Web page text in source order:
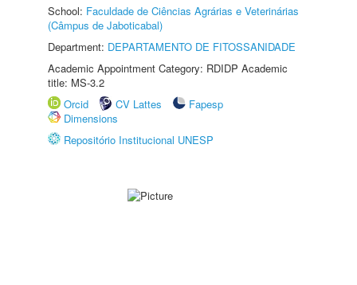
School: Faculdade de Ciências Agrárias e Veterinárias
(Câmpus de Jaboticabal)
Department: DEPARTAMENTO DE FITOSSANIDADE
Academic Appointment Category: RDIDP Academic
title: MS-3.2
Orcid
CV Lattes
Fapesp
Dimensions
Repositório Institucional UNESP